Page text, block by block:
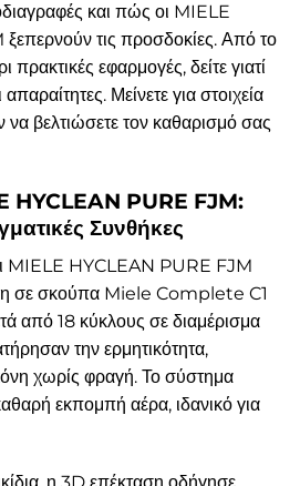
και πώς οι MIELE
τις προσδοκίες. Από το
εφαρμογές, δείτε γιατί
Μείνετε για στοιχεία
βελτιώσετε τον καθαρισμό σας
HYCLEAN PURE FJM:
Συνθήκες
MIELE HYCLEAN PURE FJM
σε σκούπα Miele Complete C1
από 18 κύκλους σε διαμέρισμα
την ερμητικότητα,
χωρίς φραγή. Το σύστημα
εκπομπή αέρα, ιδανικό για